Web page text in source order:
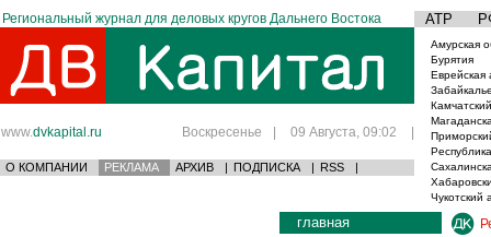
Региональный журнал для деловых кругов Дальнего Востока АТР
www.dvkapital.ru Воскресенье | 09 Августа, 09:02 |
О КОМПАНИИ РЕКЛАМА АРХИВ | ПОДПИСКА | RSS |
Амурская
Бурятия
Еврейская
Чукотский
главная